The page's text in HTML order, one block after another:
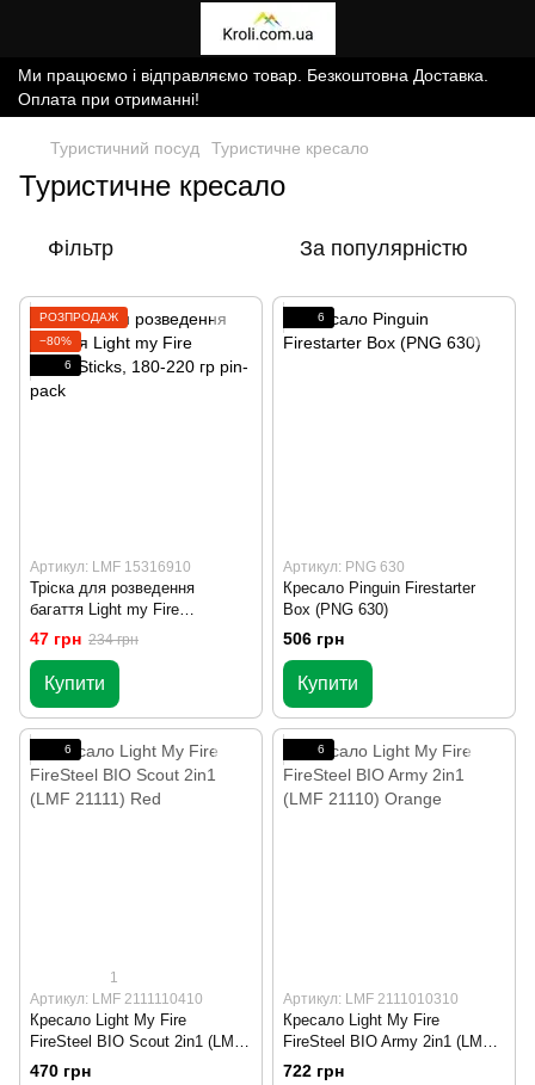
Ми працюємо і відправляємо товар. Безкоштовна Доставка.
Оплата при отриманні!
Туристичний посуд Туристичне кресало
Туристичне кресало
Фільтр За популярністю
РОЗПРОДАЖ
−80%
6
Артикул: LMF 15316910
Тріска для розведення
багаття Light my Fire
TinderSticks, 180-220 гр pin-
pack
47 грн 234 грн
Купити
6
Артикул: PNG 630
Кресало Pinguin Firestarter
Box (PNG 630)
506 грн
Купити
6
1
Артикул: LMF 2111110410
Кресало Light My Fire
FireSteel BIO Scout 2in1 (LMF
21111) Red
470 грн
6
Артикул: LMF 2111010310
Кресало Light My Fire
FireSteel BIO Army 2in1 (LMF
21110) Orange
722 грн